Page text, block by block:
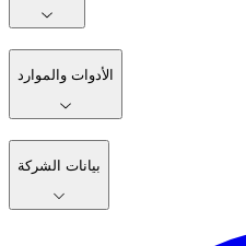
الأدوات والموارد
بيانات الشركة